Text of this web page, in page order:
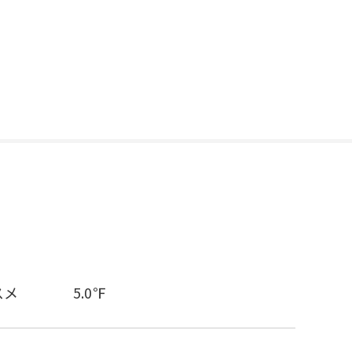
5.0℉